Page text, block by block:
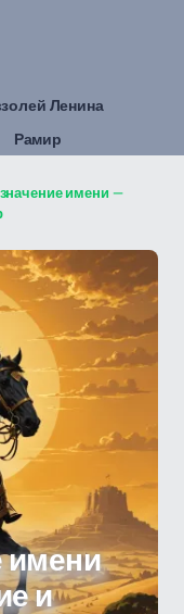
Ленина
Рамир
имени —
имени
и